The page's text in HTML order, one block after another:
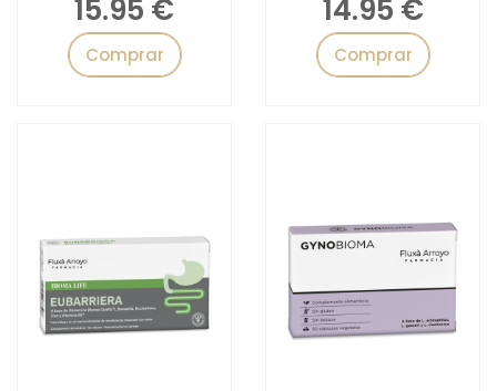
15.95 €
Comprar
14.95 €
Comprar